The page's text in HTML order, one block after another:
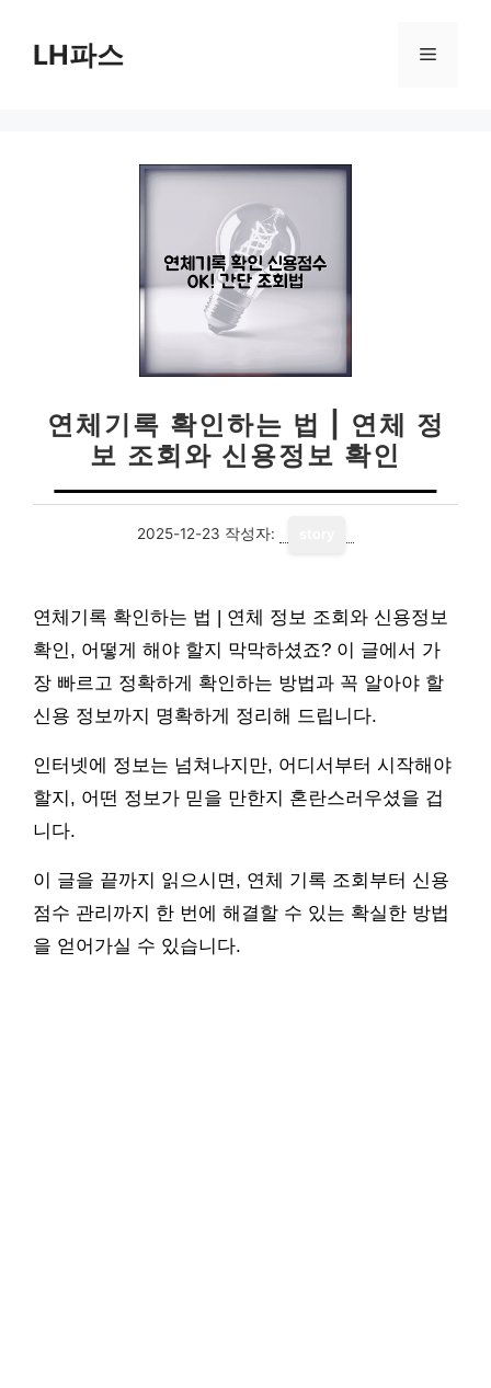
LH파스 메
연체기록 확인하는 법 | 연체 정
보 조회와 신용정보 확인
2025-12-23 작성자:
연체기록 확인하는 법 | 연체 정보 조회와 신용정보
확인, 어떻게 해야 할지 막막하셨죠? 이 글에서 가
장 빠르고 정확하게 확인하는 방법과 꼭 알아야 할
신용 정보까지 명확하게 정리해 드립니다.
인터넷에 정보는 넘쳐나지만, 어디서부터 시작해야
할지, 어떤 정보가 믿을 만한지 혼란스러우셨을 겁
니다.
이 글을 끝까지 읽으시면, 연체 기록 조회부터 신용
점수 관리까지 한 번에 해결할 수 있는 확실한 방법
을 얻어가실 수 있습니다.